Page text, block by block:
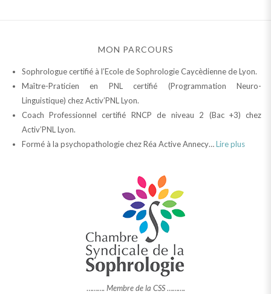
MON PARCOURS
Sophrologue certifié à l’Ecole de Sophrologie Caycèdienne de Lyon.
Maître-Praticien en PNL certifié (Programmation Neuro-
Linguistique) chez Activ’PNL Lyon.
Coach Professionnel certifié RNCP de niveau 2 (Bac +3) chez
Activ’PNL Lyon.
Formé à la psychopathologie chez Réa Active Annecy…Lire plus
………. Membre de la CSS……….